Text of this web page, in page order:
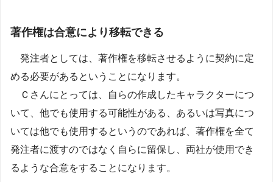
著作権は合意により移転できる
発注者としては、著作権を移転させるように契約に定
める必要があるということになります。
Ｃさんにとっては、自らの作成したキャラクターにつ
いて、他でも使用する可能性がある、あるいは写真につ
いては他でも使用するというのであれば、著作権を全て
発注者に渡すのではなく自らに留保し、両社が使用でき
るような合意をすることになります。